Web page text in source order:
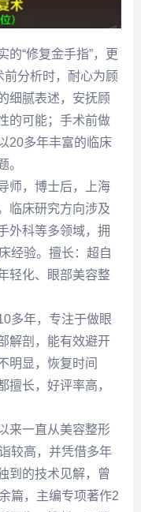
的“修复金手指”，更
前分析时，耐心为顾
细腻表述，安抚顾
的可能；手术前做
20多年丰富的临床
。
师，博士后，上海
临床研究方向涉及
外科等多领域，拥
经验。擅长：超自
轻化、眼部美容整
多年，专注于做眼
解剖，能有效避开
明显，恢复时间
擅长，好评率高，
来一直从美容整形
较高，并凭借多年
到的技术见解，曾
篇，主编专项著作2